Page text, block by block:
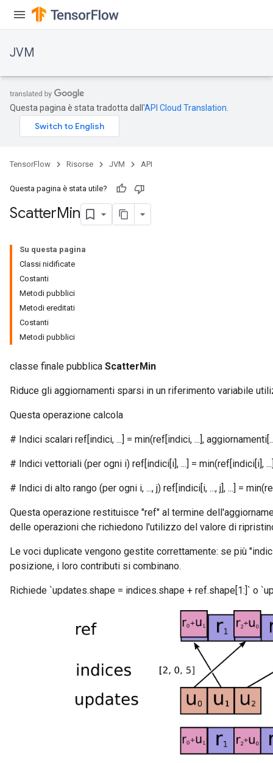
JVM
Questa pagina è stata tradotta dall'API Cloud Translation
TensorFlow Risorse JVM API
Questa pagina è stata utile?
ScatterMin
Su questa pagina
Classi nidificate
Costanti
Metodi pubblici
Metodi ereditati
Costanti
Metodi pubblici
classe finale pubblica ScatterMin
Riduce gli aggiornamenti sparsi in un riferimento variabile
Questa operazione calcola
# Indici scalari ref[indici, ...] = min(ref[indici, ...],
# Indici vettoriali (per ogni i) ref[indici[i], ...] = min(ref[indici[i],
# Indici di alto rango (per ogni i, ..., j) ref[indici[i, ..., j], ...] =
Questa operazione restituisce "ref" al termine
delle operazioni che richiedono l'utilizzo del valore di
Le voci duplicate vengono gestite correttamente: se più
posizione, i loro contributi si combinano.
Richiede `updates.shape = indices.shape + ref.shape[1:]` o